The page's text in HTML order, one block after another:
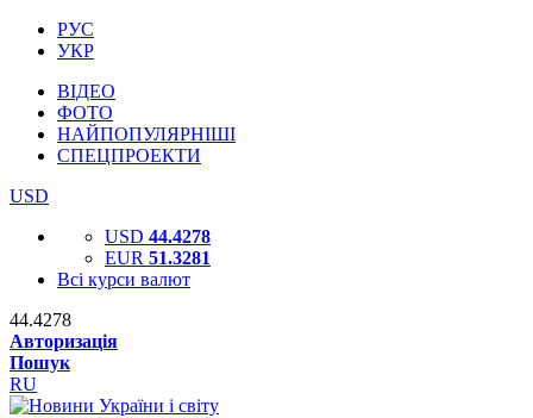
РУС
УКР
ВІДЕО
ФОТО
НАЙПОПУЛЯРНІШІ
СПЕЦПРОЕКТИ
USD
USD 44.4278
EUR 51.3281
Всі курси валют
44.4278
Авторизація
Пошук
RU